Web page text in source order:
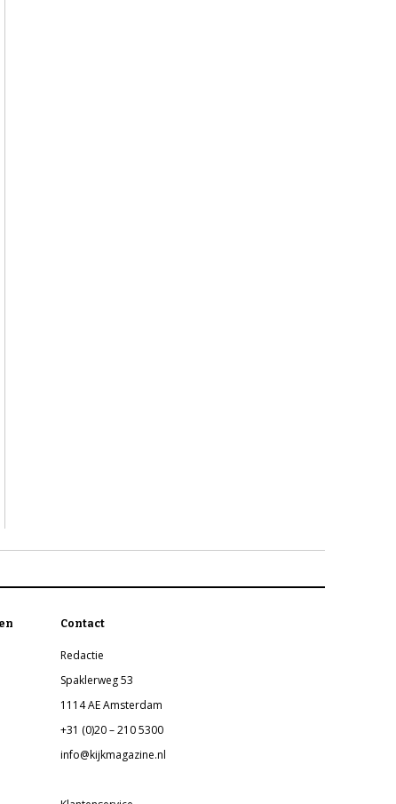
Contact
Redactie
Spaklerweg 53
1114 AE Amsterdam
+31 (0)20 – 210 5300
info@kijkmagazine.nl